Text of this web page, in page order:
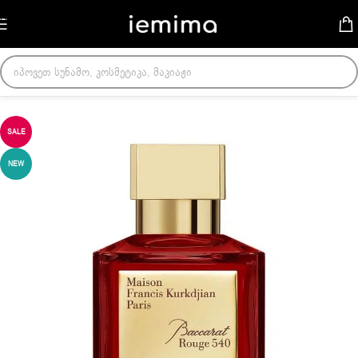
Skip to navigation
მთავარი/ქალის სუნამოები
SALE
NEW